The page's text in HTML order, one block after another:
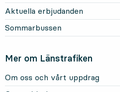
Aktuella erbjudanden
Sommarbussen
Mer om Länstrafiken
Om oss och vårt uppdrag